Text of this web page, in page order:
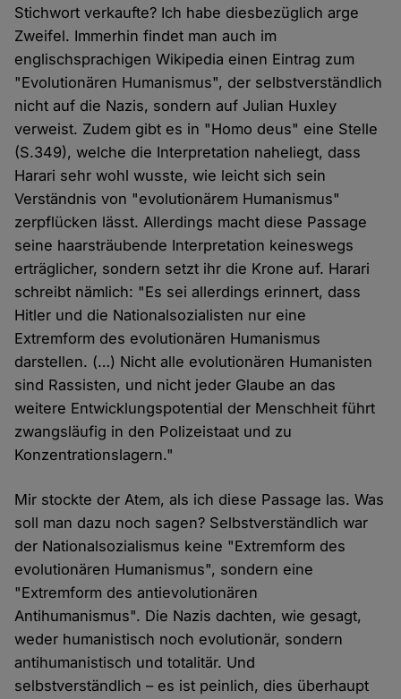
Stichwort verkaufte? Ich habe diesbezüglich arge
Zweifel. Immerhin findet man auch im
englischsprachigen Wikipedia einen Eintrag zum
"Evolutionären Humanismus", der selbstverständlich
nicht auf die Nazis, sondern auf Julian Huxley
verweist. Zudem gibt es in "Homo deus" eine Stelle
(S.349), welche die Interpretation naheliegt, dass
Harari sehr wohl wusste, wie leicht sich sein
Verständnis von "evolutionärem Humanismus"
zerpflücken lässt. Allerdings macht diese Passage
seine haarsträubende Interpretation keineswegs
erträglicher, sondern setzt ihr die Krone auf. Harari
schreibt nämlich: "Es sei allerdings erinnert, dass
Hitler und die Nationalsozialisten nur eine
Extremform des evolutionären Humanismus
darstellen. (…) Nicht alle evolutionären Humanisten
sind Rassisten, und nicht jeder Glaube an das
weitere Entwicklungspotential der Menschheit führt
zwangsläufig in den Polizeistaat und zu
Konzentrationslagern."
Mir stockte der Atem, als ich diese Passage las. Was
soll man dazu noch sagen? Selbstverständlich war
der Nationalsozialismus keine "Extremform des
evolutionären Humanismus", sondern eine
"Extremform des antievolutionären
Antihumanismus". Die Nazis dachten, wie gesagt,
weder humanistisch noch evolutionär, sondern
antihumanistisch und totalitär. Und
selbstverständlich – es ist peinlich, dies überhaupt